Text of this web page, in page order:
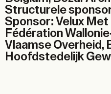
Structurele
Sponsor: Velux Met
Fédération
Vlaamse Overheid,
Hoofdstedelijk